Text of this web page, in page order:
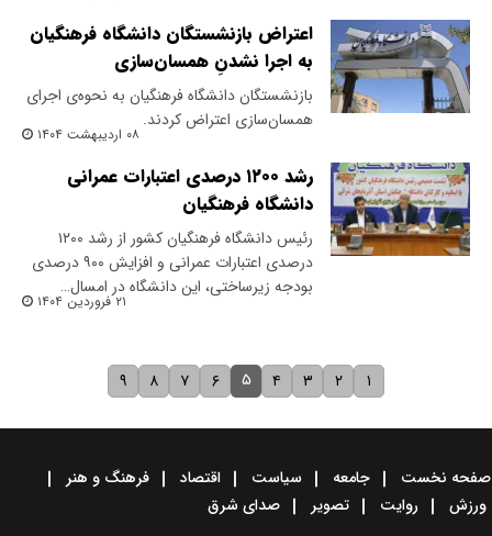
اعتراض بازنشستگان دانشگاه فرهنگیان
به اجرا نشدنِ همسان‌سازی
بازنشستگان دانشگاه فرهنگیان به نحوه‌ی اجرای
همسان‌سازی اعتراض کردند.
۰۸ اردیبهشت ۱۴۰۴
رشد ۱۲۰۰ درصدی اعتبارات عمرانی
دانشگاه فرهنگیان
رئیس دانشگاه فرهنگیان کشور از رشد ۱۲۰۰
درصدی اعتبارات عمرانی و افزایش ۹۰۰ درصدی
بودجه زیرساختی، این دانشگاه در امسال…
۲۱ فروردین ۱۴۰۴
۱ ۲ ۳ ۴ ۵ ۶ ۷ ۸ ۹
صفحه نخست جامعه سیاست اقتصاد
فرهنگ و هنر
ورزش
روایت تصویر صدای شرق